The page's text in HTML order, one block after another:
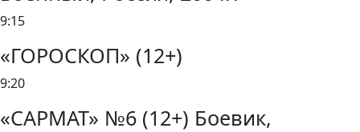
9:15
«ГОРОСКОП» (12+)
9:20
«САРМАТ» №6 (12+) Боевик,